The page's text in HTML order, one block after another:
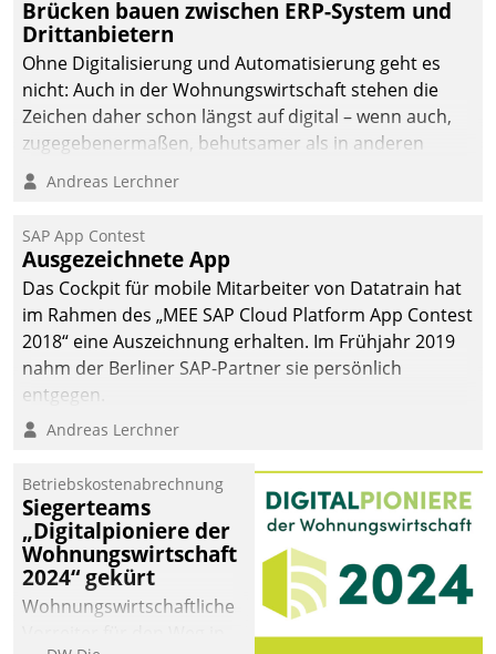
Brücken bauen zwischen ERP-System und
Drittanbietern
Ohne Digitalisierung und Automatisierung geht es
nicht: Auch in der Wohnungswirtschaft stehen die
Zeichen daher schon längst auf digital – wenn auch,
zugegebenermaßen, behutsamer als in anderen
Branchen.
Andreas Lerchner
SAP App Contest
Ausgezeichnete App
Das Cockpit für mobile Mitarbeiter von Datatrain hat
im Rahmen des „MEE SAP Cloud Platform App Contest
2018“ eine Auszeichnung erhalten. Im Frühjahr 2019
nahm der Berliner SAP-Partner sie persönlich
entgegen.
Andreas Lerchner
Betriebskostenabrechnung
Siegerteams
„Digitalpioniere der
Wohnungswirtschaft
2024“ gekürt
Wohnungswirtschaftliche